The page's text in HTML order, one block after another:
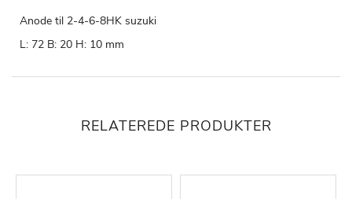
Anode til 2-4-6-8HK suzuki
L: 72 B: 20 H: 10 mm
RELATEREDE PRODUKTER